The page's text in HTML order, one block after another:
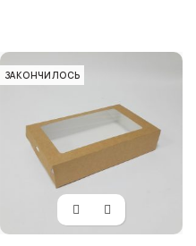
ЗАКОНЧИЛОСЬ